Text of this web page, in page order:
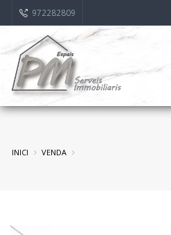
972282809
INICI VENDA